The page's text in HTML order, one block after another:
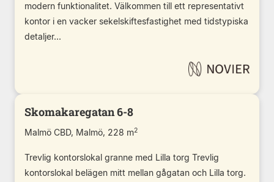
modern funktionalitet. Välkommen till ett representativt
kontor i en vacker sekelskiftesfastighet med tidstypiska
detaljer...
Skomakaregatan 6-8
Malmö CBD, Malmö, 228 m2
Trevlig kontorslokal granne med Lilla torg Trevlig
kontorslokal belägen mitt mellan gågatan och Lilla torg.